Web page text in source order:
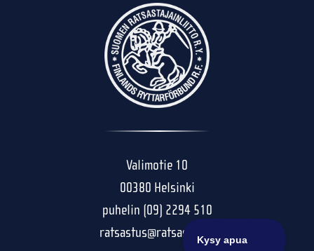
Valimotie 10
00380 Helsinki
puhelin (09) 2294 510
ratsastus@ratsastus.fi